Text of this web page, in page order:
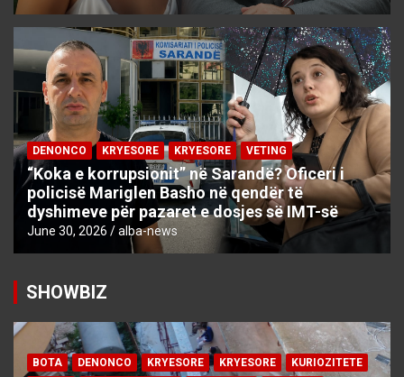
DENONCO KRYESORE KRYESORE VETING
“Koka e korrupsionit” në Sarandë? Oficeri i
policisë Mariglen Basho në qendër të
dyshimeve për pazaret e dosjes së IMT-së
June 30, 2026 alba-news
SHOWBIZ
BOTA DENONCO KRYESORE KRYESORE
KURIOZITETE